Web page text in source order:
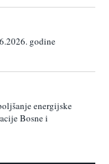
godine
energijske
Bosne i